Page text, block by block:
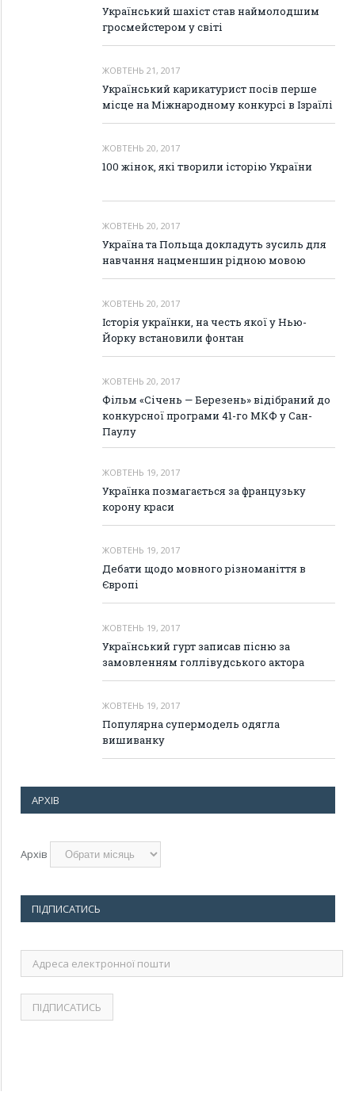
Український шахіст став наймолодшим
гросмейстером у світі
ЖОВТЕНЬ 21, 2017
Український карикатурист посів перше
місце на Міжнародному конкурсі в Ізраїлі
ЖОВТЕНЬ 20, 2017
100 жінок, які творили історію України
ЖОВТЕНЬ 20, 2017
Україна та Польща докладуть зусиль для
навчання нацменшин рідною мовою
ЖОВТЕНЬ 20, 2017
Історія українки, на честь якої у Нью-
Йорку встановили фонтан
ЖОВТЕНЬ 20, 2017
Фільм «Січень — Березень» відібраний до
конкурсної програми 41-го МКФ у Сан-
Паулу
ЖОВТЕНЬ 19, 2017
Українка позмагається за французьку
корону краси
ЖОВТЕНЬ 19, 2017
Дебати щодо мовного різноманіття в
Європі
ЖОВТЕНЬ 19, 2017
Український гурт записав пісню за
замовленням голлівудського актора
ЖОВТЕНЬ 19, 2017
Популярна супермодель одягла
вишиванку
АРХІВ
Архів
ПІДПИСАТИСЬ
Адреса
електронної